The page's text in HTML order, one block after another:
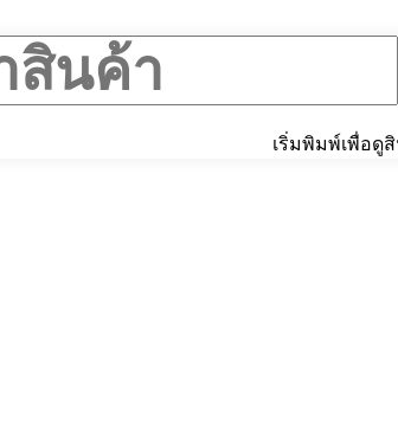
เริ่มพิมพ์เพื่อดู